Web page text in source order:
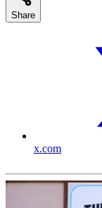
Share
x.com